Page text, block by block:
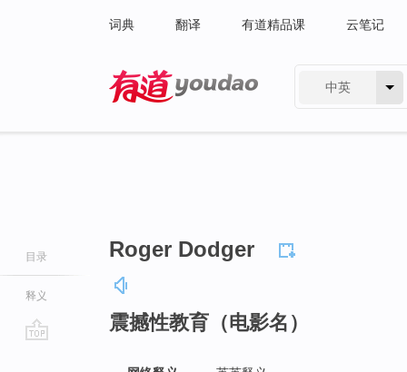
词典 翻译 有道精品课 云笔记
中英
目录
释义
Roger Dodger
震撼性教育（电影名）